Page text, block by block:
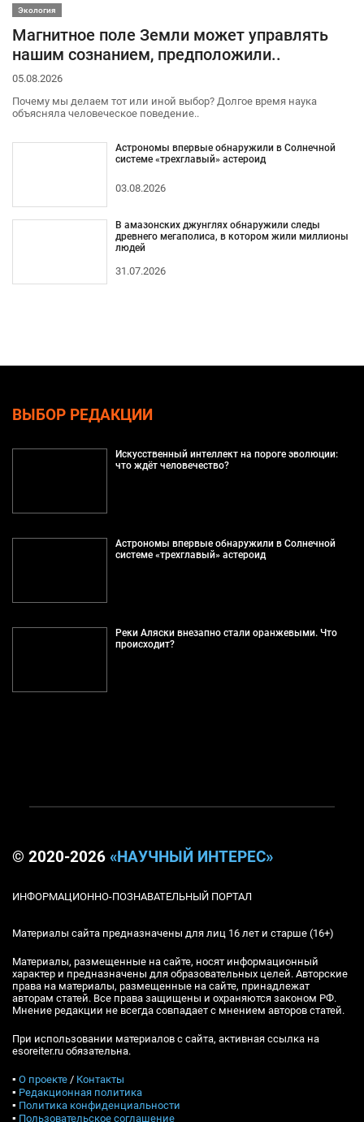
Экология
Магнитное поле Земли может управлять
нашим сознанием, предположили..
05.08.2026
Почему мы делаем тот или иной выбор? Долгое время наука
объясняла человеческое поведение..
Астрономы впервые обнаружили в Солнечной
системе «трехглавый» астероид
03.08.2026
В амазонских джунглях обнаружили следы
древнего мегаполиса, в котором жили миллионы
людей
31.07.2026
ВЫБОР РЕДАКЦИИ
Искусственный интеллект на пороге эволюции:
что ждёт человечество?
Астрономы впервые обнаружили в Солнечной
системе «трехглавый» астероид
Реки Аляски внезапно стали оранжевыми. Что
происходит?
© 2020-2026 «НАУЧНЫЙ ИНТЕРЕС»
ИНФОРМАЦИОННО-ПОЗНАВАТЕЛЬНЫЙ ПОРТАЛ
Материалы сайта предназначены для лиц 16 лет и старше (16+)
Материалы, размещенные на сайте, носят информационный
характер и предназначены для образовательных целей. Авторские
права на материалы, размещенные на сайте, принадлежат
авторам статей. Все права защищены и охраняются законом РФ.
Мнение редакции не всегда совпадает с мнением авторов статей.
При использовании материалов с сайта, активная ссылка на
esoreiter.ru обязательна.
▪ О проекте / Контакты
▪ Редакционная политика
▪ Политика конфиденциальности
▪ Пользовательское соглашение